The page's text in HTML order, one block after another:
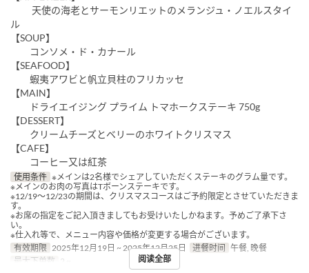
天使の海老とサーモンリエットのメランジュ・ノエルスタイ
ル
【SOUP】
コンソメ・ド・カナール
【SEAFOOD】
蝦夷アワビと帆立貝柱のフリカッセ
【MAIN】
ドライエイジング プライム トマホークステーキ 750g
【DESSERT】
クリームチーズとベリーのホワイトクリスマス
【CAFE】
コーヒー又は紅茶
使用条件 ※メインは2名様でシェアしていただくステーキのグラム量です。
※メインのお肉の写真はTボーンステーキです。
※12/19～12/23の期間は、クリスマスコースはご予約限定とさせていただきま
す。
※お席の指定をご記入頂きましてもお受けいたしかねます。予めご了承下さ
い。
※仕入れ等で、メニュー内容や価格が変更する場合がございます。
有效期限 2025年12月19日 ~ 2025年12月25日 进餐时间 午餐, 晚餐
最大下单数 2 ~ 阅读全部